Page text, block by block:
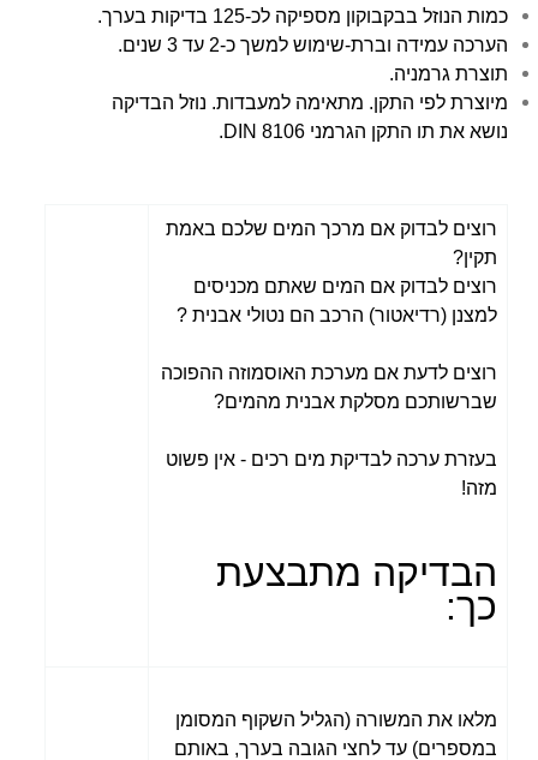
כמות הנוזל בבקבוקון מספיקה לכ-125 בדיקות בערך.
הערכה עמידה וברת-שימוש למשך כ-2 עד 3 שנים.
תוצרת גרמניה.
מיוצרת לפי התקן. מתאימה למעבדות. נוזל הבדיקה
נושא את תו התקן הגרמני DIN 8106.
רוצים לבדוק אם מרכך המים שלכם באמת
תקין?
רוצים לבדוק אם המים שאתם מכניסים
למצנן (רדיאטור) הרכב הם נטולי אבנית ?
רוצים לדעת אם מערכת האוסמוזה ההפוכה
שברשותכם מסלקת אבנית מהמים?
בעזרת ערכה לבדיקת מים רכים - אין פשוט
מזה!
הבדיקה מתבצעת
כך:
מלאו את המשורה (הגליל השקוף המסומן
במספרים) עד לחצי הגובה בערך, באותם